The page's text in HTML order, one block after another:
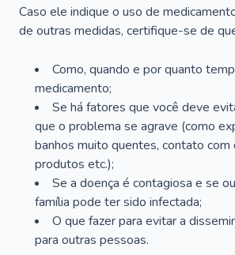
Caso ele indique o uso de
de outras medidas, certifique-se de
Como, quando e por quanto
medicamento;
Se há fatores que você deve
que o problema se agrave (como
banhos muito quentes, contato
produtos etc.);
Se a doença é contagiosa e se
família pode ter sido infectada;
O que fazer para evitar a
para outras pessoas.